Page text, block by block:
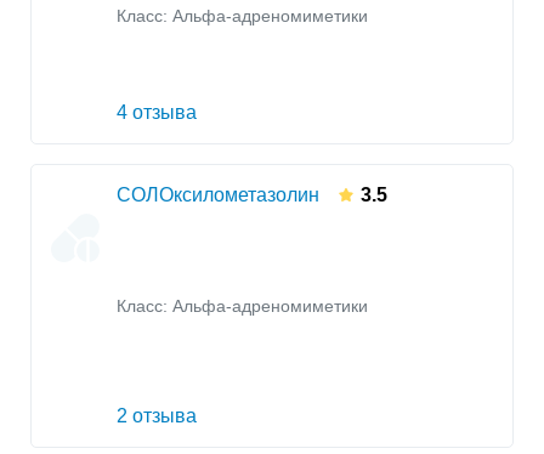
Класс: Альфа-адреномиметики
4 отзыва
СОЛОксилометазолин 3.5
Класс: Альфа-адреномиметики
2 отзыва